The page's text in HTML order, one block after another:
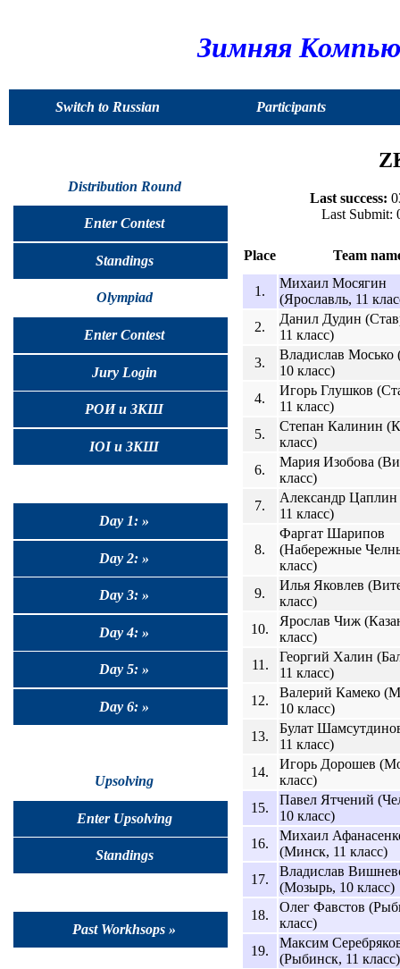
Зимняя
Switch to Russian Participants
Distribution Round
Enter Contest
Standings
Olympiad
Enter Contest
Jury Login
РОИ и ЗКШ
IOI и ЗКШ
Day 1: »
Day 2: »
Day 3: »
Day 4: »
Day 5: »
Day 6: »
Upsolving
Enter Upsolving
Standings
Past Workhsops »
Last success:
Last Submit:
Place Team
1.
Михаил Мосягин
(Ярославль, 11
2.
Данил Дудин
11 класс)
3.
Владислав Мосько
10 класс)
4.
Игорь Глушков
11 класс)
5.
Степан Калинин
класс)
6.
Мария Изобова
класс)
7.
Александр
11 класс)
8.
Фаргат Шарипов
(Набережные
класс)
9.
Илья Яковлев
класс)
10.
Ярослав Чиж
класс)
11.
Георгий Халин
11 класс)
12.
Валерий Камеко
10 класс)
13.
Булат
11 класс)
14.
Игорь Дорошев
класс)
15.
Павел Ятчений
10 класс)
16.
Михаил
(Минск, 11 класс)
17.
Владислав
(Мозырь, 10 класс)
18.
Олег Фавстов
класс)
19.
Максим
(Рыбинск, 11 класс)